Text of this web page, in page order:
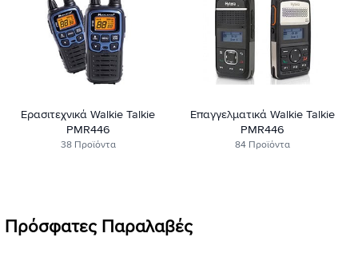
Ερασιτεχνικά Walkie Talkie
PMR446
38 Προϊόντα
Επαγγελματικά Walkie Talkie
PMR446
84 Προϊόντα
Πρόσφατες Παραλαβές